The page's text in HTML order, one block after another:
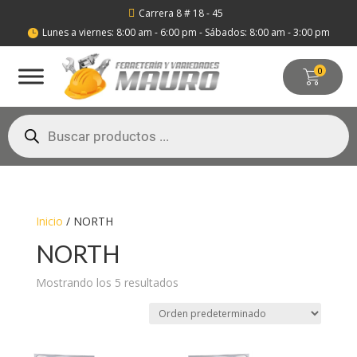
 Carrera 8 # 18 - 45
 Lunes a viernes: 8:00 am - 6:00 pm - Sábados: 8:00 am - 3:00 pm
0
Búsqueda
de
productos
Inicio / NORTH
NORTH
Mostrando los 5 resultados